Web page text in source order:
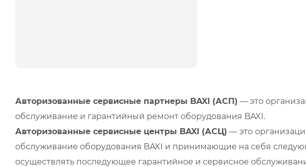
Авторизованные сервисные партнеры BAXI (АСП) — это
обслуживание и гарантийный ремонт оборудования BAXI.
Авторизованные сервисные центры BAXI (АСЦ) — это
обслуживание оборудования BAXI и принимающие на себя
осуществлять последующее гарантийное и сервисное